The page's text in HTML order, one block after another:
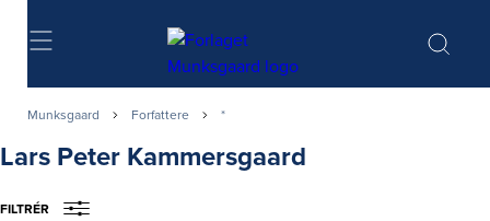
Søg
Munksgaard Forfattere *
Lars Peter Kammersgaard
FILTRÉR